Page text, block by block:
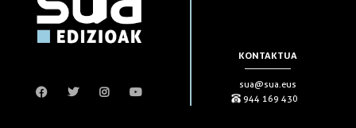
KONTAKTUA
sua@sua.eus
944 169 430